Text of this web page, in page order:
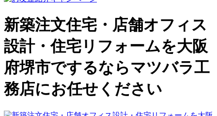
新築注文住宅・店舗オフィス
設計・住宅リフォームを大阪
府堺市でするならマツバラ工
務店にお任せください